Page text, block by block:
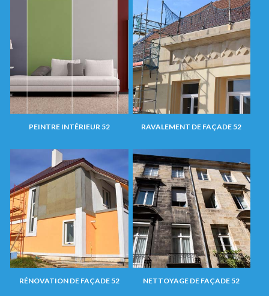
PEINTRE INTÉRIEUR 52 RAVALEMENT DE FAÇADE 52
RÉNOVATION DE FAÇADE 52 NETTOYAGE DE FAÇADE 52